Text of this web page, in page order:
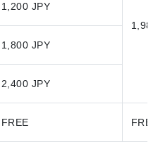
1,200 JPY
1,800 JPY
2,400 JPY
FREE FREE